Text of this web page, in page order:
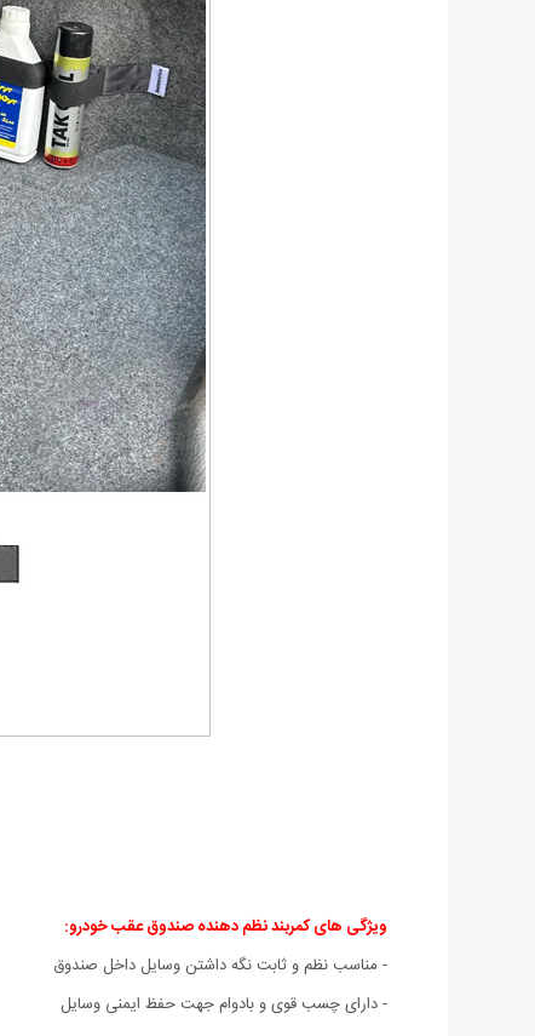
ویژگی های کمربند نظم دهنده صندوق عقب خودرو:
- مناسب نظم و ثابت نگه داشتن وسایل داخل صندوق
- دارای چسب قوی و بادوام جهت حفظ ایمنی وسایل